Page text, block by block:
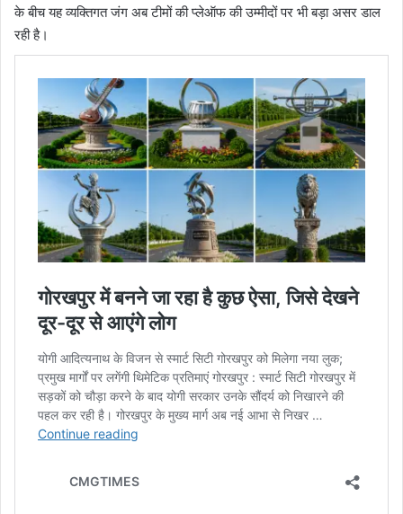
के बीच यह व्यक्तिगत जंग अब टीमों की प्लेऑफ की उम्मीदों पर भी बड़ा असर डाल
रही है।